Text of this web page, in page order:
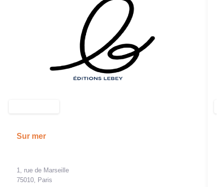
Sur mer
1, rue de Marseille
75010, Paris